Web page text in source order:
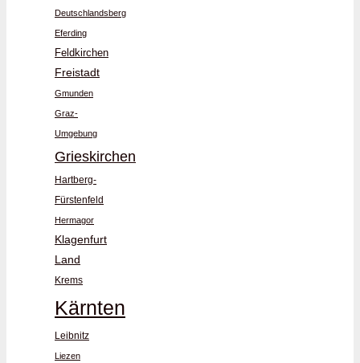
Deutschlandsberg
Eferding
Feldkirchen
Freistadt
Gmunden
Graz-
Umgebung
Grieskirchen
Hartberg-
Fürstenfeld
Hermagor
Klagenfurt
Land
Krems
Kärnten
Leibnitz
Liezen